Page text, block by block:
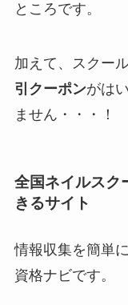
ところです。
加えて、スクー
引クーポンがは
ません・・・！
全国ネイルスク
きるサイト
情報収集を簡単
資格ナビです。